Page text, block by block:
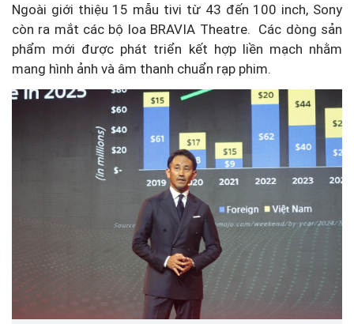
Ngoài giới thiệu 15 mẫu tivi từ 43 đến 100 inch, Sony
còn ra mắt các bộ loa BRAVIA Theatre. Các dòng sản
phẩm mới được phát triển kết hợp liền mạch nhằm
mang hình ảnh và âm thanh chuẩn rạp phim.